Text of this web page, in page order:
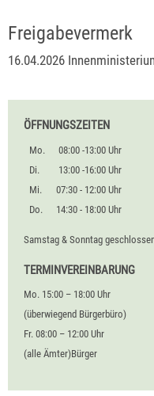
Freigabevermerk
16.04.2026
ÖFFNUNGSZEITEN
Mo.
08:00 -13:00 Uhr
Di.
13:00 -16:00 Uhr
Mi.
07:30 - 12:00 Uhr
Do.
14:30 - 18:00 Uhr
Samstag & Sonntag
TERMINVEREINBARUNG
Mo. 15:00 – 18:00 Uhr
(überwiegend Bürgerbüro)
Fr. 08:00 – 12:00 Uhr
(alle Ämter)Bürger